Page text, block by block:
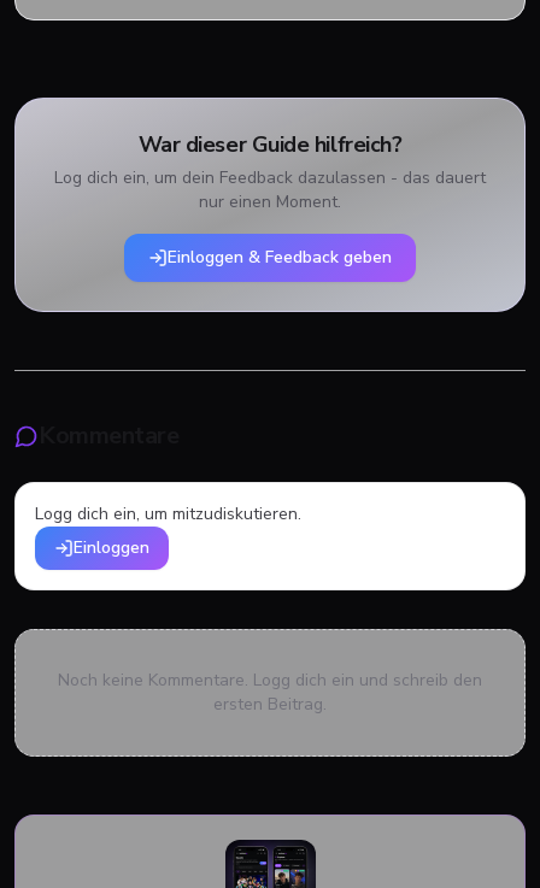
War dieser Guide hilfreich?
Log dich ein, um dein Feedback dazulassen - das dauert
nur einen Moment.
Einloggen & Feedback geben
Logg dich ein, um mitzudiskutieren.
Einloggen
Noch keine Kommentare. Logg dich ein und schreib den
ersten Beitrag.